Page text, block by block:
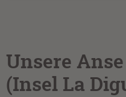
Unsere
(Insel La